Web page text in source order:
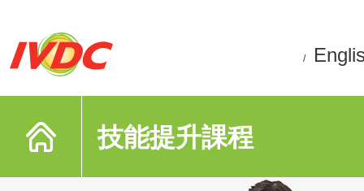
/
技能提升課程